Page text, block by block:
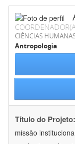
CIÊNCIAS
Antropologia
Título do Projeto:
missão